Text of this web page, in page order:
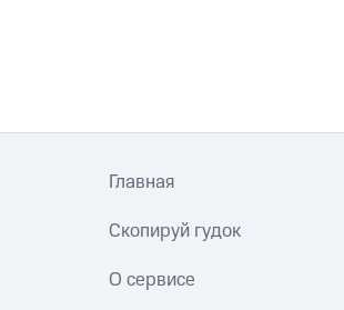
Главная
Скопируй гудок
О сервисе